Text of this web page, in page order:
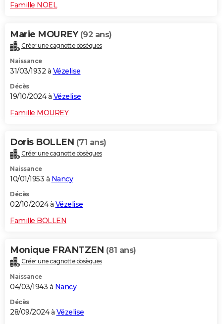
Famille NOEL
Marie MOUREY (92 ans)
Créer une cagnotte obsèques
Naissance
31/03/1932 à Vézelise
Décès
19/10/2024 à Vézelise
Famille MOUREY
Doris BOLLEN (71 ans)
Créer une cagnotte obsèques
Naissance
10/01/1953 à Nancy
Décès
02/10/2024 à Vézelise
Famille BOLLEN
Monique FRANTZEN (81 ans)
Créer une cagnotte obsèques
Naissance
04/03/1943 à Nancy
Décès
28/09/2024 à Vézelise